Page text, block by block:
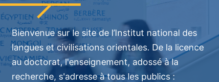
Bienvenue sur le site de l’Institut national des
langues et civilisations orientales. De la licence
au doctorat, l'enseignement, adossé à la
recherche, s'adresse à tous les publics :